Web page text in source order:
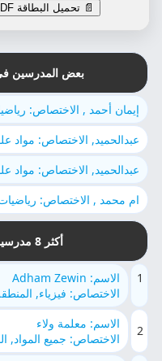
📄 تحميل البطاقة PDF
بعض المدرسين
إيمان أحمد , الاختصاص:
عبدالحميد, الاختصاص: مواد
عبدالحميد, الاختصاص: مواد
ام محمد , الاختصاص:
أكثر 8 مدرسين شعبية في الإمارات
1
الاسم: Adham Zewin
الاختصاص: فيزياء,
2
الاسم: معلمة ولاء
الاختصاص: جميع المواد,